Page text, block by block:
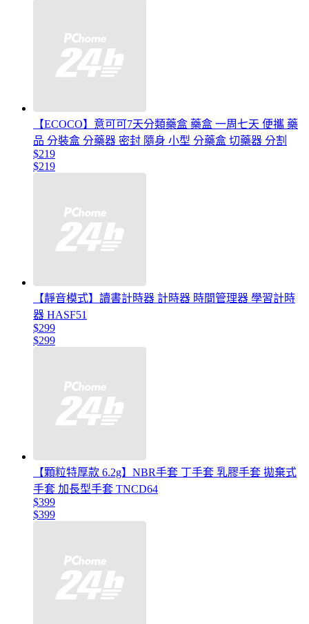
【ECOCO】意可可7天分類藥盒 藥盒 一周七天 便攜 藥
品 分裝盒 分藥器 密封 隨身 小型 分藥盒 切藥器 分割
$219
$219
【靜音模式】讀書計時器 計時器 時間管理器 學習計時
器 HASF51
$299
$299
【顆粒特厚款 6.2g】NBR手套 丁手套 乳膠手套 拋棄式
手套 加長型手套 TNCD64
$399
$399